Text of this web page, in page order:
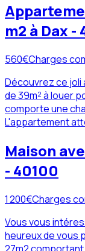
m2 à Dax -
560€Charges
Découvrez ce
de 39m² à louer
comporte une
L'appartement
Maison
- 40100
1 200€Charges
Vous vous
heureux de vous